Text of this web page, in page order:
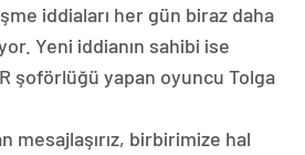
iddiaları her gün biraz daha
Yeni iddianın sahibi ise
şoförlüğü yapan oyuncu Tolga
mesajlaşırız, birbirimize hal